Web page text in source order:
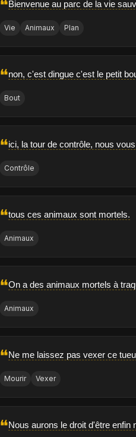
❝Bienvenue au parc de la vie
Vie Animaux Plan
❝non, c'est dingue c'est le petit
Bout
❝ici, la tour de contrôle, nous
Contrôle
❝tous ces animaux sont mortels.
Animaux
❝On a des animaux mortels à
Animaux
❝Ne me laissez pas vexer ce
Mourir Vexer
❝Nous aurons le droit d'être enfin